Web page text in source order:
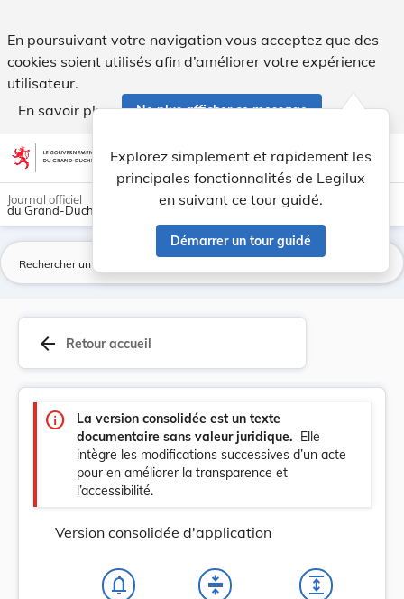
En poursuivant votre navigation vous acceptez que des
cookies soient utilisés afin d’améliorer votre expérience
utilisateur.
En savoir plus
Ne plus afficher ce message
Aller au contenu account_circle help Aide
Explorez simplement et rapidement les
principales fonctionnalités de Legilux
en suivant ce tour guidé.
Démarrer un tour guidé
light_mode dark_mode
Journal officiel
du Grand-Duché de Luxembourg
arrow_back Retour accueil
info
La version consolidée est un texte
documentaire sans valeur juridique. Elle
intègre les modifications successives d’un acte
pour en améliorer la transparence et
l’accessibilité.
Version consolidée d'application
notifications_none compress expand